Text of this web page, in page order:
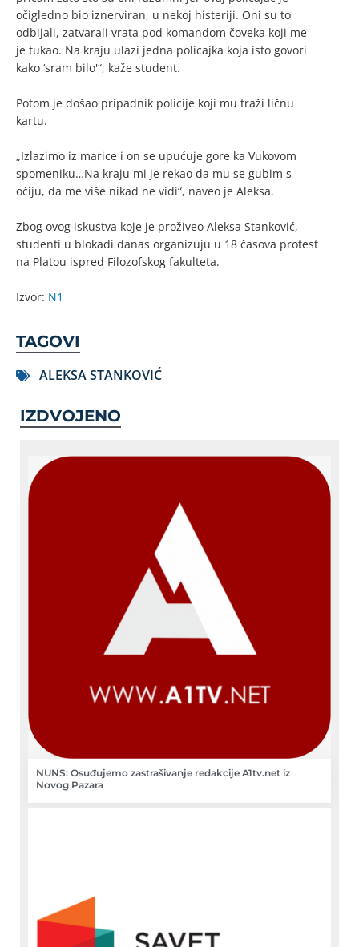
očigledno bio iznerviran, u nekoj histeriji. Oni su to
odbijali, zatvarali vrata pod komandom čoveka koji me
je tukao. Na kraju ulazi jedna policajka koja isto govori
kako ‘sram bilo'“, kaže student.
Potom je došao pripadnik policije koji mu traži ličnu
kartu.
„Izlazimo iz marice i on se upućuje gore ka Vukovom
spomeniku…Na kraju mi je rekao da mu se gubim s
očiju, da me više nikad ne vidi“, naveo je Aleksa.
Zbog ovog iskustva koje je proživeo Aleksa Stanković,
studenti u blokadi danas organizuju u 18 časova protest
na Platou ispred Filozofskog fakulteta.
Izvor: N1
TAGOVI
ALEKSA STANKOVIĆ
IZDVOJENO
NUNS: Osuđujemo zastrašivanje redakcije A1tv.net iz
Novog Pazara